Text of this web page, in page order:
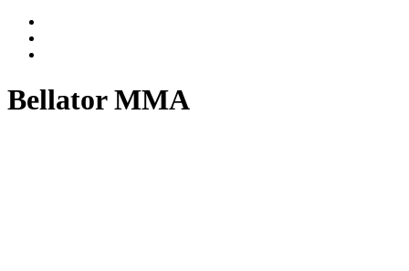
Bellator MMA